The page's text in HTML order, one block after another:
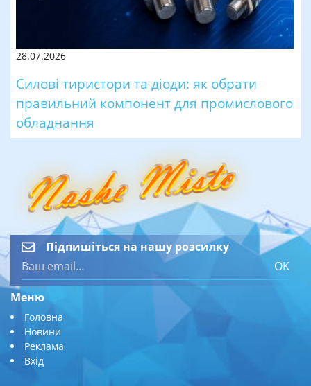
28.07.2026
Силові тиристори та діоди: як обрати
правильний компонент для промислового
обладнання
Підпишіться на нашу розсилку
OK
Меню
Головна
Новини
Реклама
Вхід